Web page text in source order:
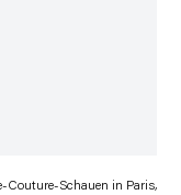
Couture-Schauen in Paris,